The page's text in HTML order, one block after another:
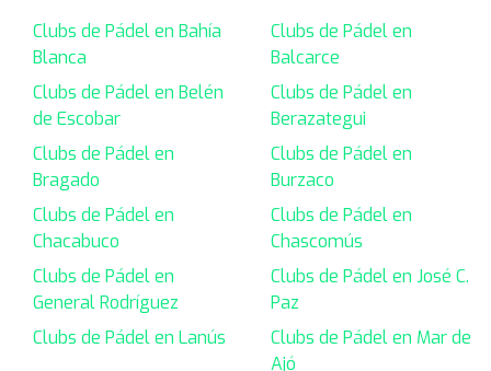
Clubs de Pádel en Bahía
Blanca
Clubs de Pádel en
Balcarce
Clubs de Pádel en Belén
de Escobar
Clubs de Pádel en
Berazategui
Clubs de Pádel en
Bragado
Clubs de Pádel en
Burzaco
Clubs de Pádel en
Chacabuco
Clubs de Pádel en
Chascomús
Clubs de Pádel en
General Rodríguez
Clubs de Pádel en José C.
Paz
Clubs de Pádel en Lanús
Clubs de Pádel en Mar de
Ajó